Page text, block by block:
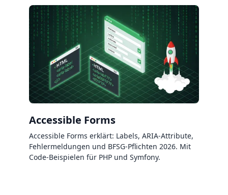
Accessible Forms
Accessible Forms erklärt: Labels, ARIA-Attribute,
Fehlermeldungen und BFSG-Pflichten 2026. Mit
Code-Beispielen für PHP und Symfony.